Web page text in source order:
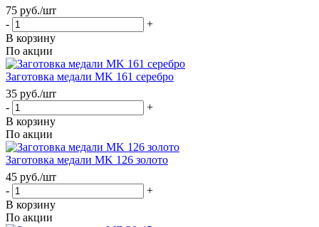
75 руб./шт
-
+
В корзину
По акции
Заготовка медали MK 161 серебро
35 руб./шт
-
+
В корзину
По акции
Заготовка медали MK 126 золото
45 руб./шт
-
+
В корзину
По акции